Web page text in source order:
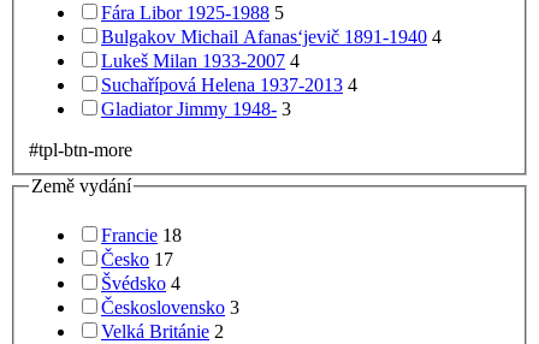
Fára Libor 1925-1988 5
Bulgakov Michail Afanas‘jevič 1891-1940 4
Lukeš Milan 1933-2007 4
Suchařípová Helena 1937-2013 4
Gladiator Jimmy 1948- 3
#tpl-btn-more
Země vydání
Francie 18
Česko 17
Švédsko 4
Československo 3
Velká Británie 2